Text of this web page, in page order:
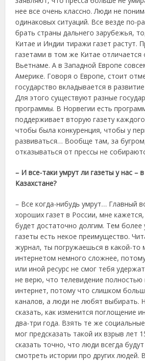
нее все очень классно. Люди не
одинаковых ситуаций. Все везде по-
брать страны дальнего зарубежья,
Китае и Индии тиражи газет растут.
газетами в том же Китае отличается
Вьетнаме. А в Западной Европе
Америке. Говоря о Европе, стоит
государство вкладывается в
Для этого существуют разные
программы. В Норвегии есть
поддерживает вторую газету
чтобы была конкуренция, чтобы у
развиваться… Вообще там, за
отказываться от прессы не
– И все-таки умрут ли газеты у нас –
Казахстане?
– Все когда-нибудь умрут… Главный
хороших газет в России, мне
будет достаточно долгим. Тем
газеты есть некое преимущество.
журнал, ты погружаешься в какой-
интернетом немного сложнее,
или иной ресурс не смог тебя
не верю, что телевидение полностью
интернет, потому что слишком
каналов, а люди не любят выбирать.
сказать, как изменится поглощение
два-три года. Взять те же
мог предсказать такой их взрыв лет
сказать точно, что люди всегда
смотреть истории про других людей.